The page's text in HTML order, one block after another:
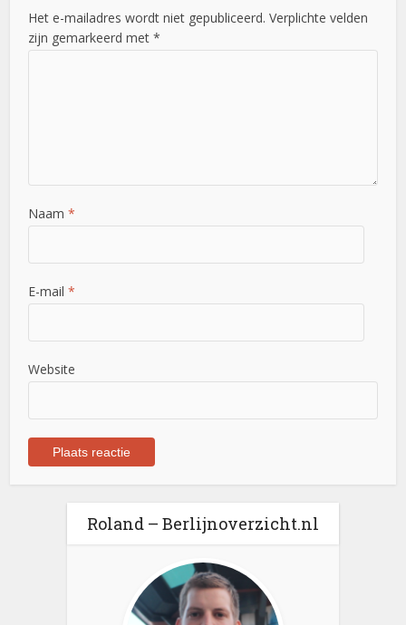
Het e-mailadres wordt niet gepubliceerd. Verplichte velden
zijn gemarkeerd met *
Naam*
E-mail*
Website
Roland – Berlijnoverzicht.nl